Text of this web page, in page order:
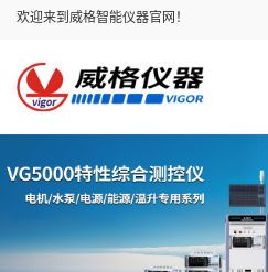
欢迎来到威格智能仪器官网！